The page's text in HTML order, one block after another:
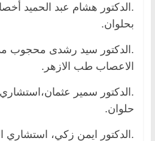
.الدكتور هشام عبد الحميد
بحلوان.
.الدكتور سيد رشدى محجوب
الاعصاب طب الازهر.
.الدكتور سمير عثمان،استشاري
حلوان.
.الدكتور ايمن زكي، استشاري